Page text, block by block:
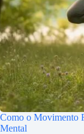
Como o Movimento
Mental